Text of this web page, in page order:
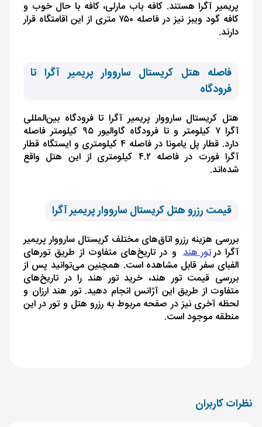
پریمیر آگرا هستند. کافه باب مارلی، کافه با حال خوب و
کافه گود ویبز نیز در فاصله ۷۵۰ متری از این اقامتگاه قرار
دارند.
فاصله هتل کریستال سارووار پریمیر آگرا تا
فرودگاه
هتل کریستال سارووار پریمیر آگرا تا فرودگاه بین‌المللی
آگرا ۷ کیلومتر و تا فرودگاه گاوالیور ۹۵ کیلومتر فاصله
دارد. قطار پل یامونا در فاصله ۴ کیلومتری و ایستگاه قطار
آگرا فورت در فاصله ۴.۲ کیلومتری از این هتل واقع
شده‌اند.
قیمت رزرو هتل کریستال سارووار پریمیر آگرا
بررسی هزینه رزرو اتاق‌های مختلف کریستال سارووار پریمیر
آگرا درتور هند و در تاریخ‌های متفاوت از طریق تورهای
الفبای سفر قابل مشاهده است. همچنین می‌توانید پس از
بررسی قیمت تور هند، خرید تور هند را در تاریخ‌های
متفاوت از طریق این آژانس انجام دهید. تور هند ارزان و
لحظه آخری نیز در صفحه مربوط به رزرو هتل و تور در این
منطقه موجود است.
نظرات کاربران